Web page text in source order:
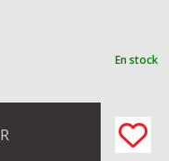
En stock